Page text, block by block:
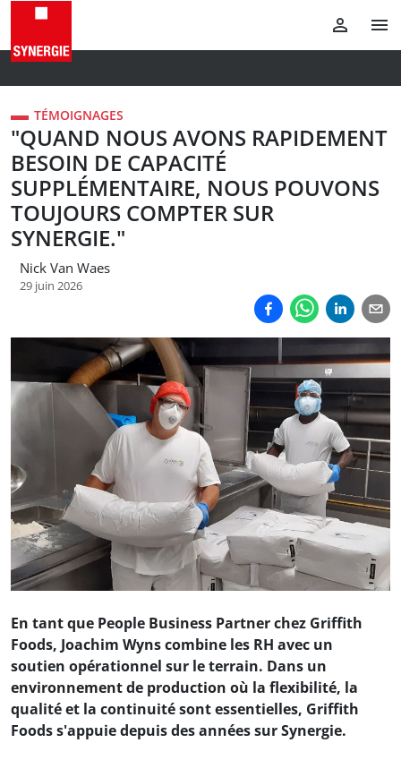
TÉMOIGNAGES
"QUAND NOUS AVONS RAPIDEMENT
BESOIN DE CAPACITÉ
SUPPLÉMENTAIRE, NOUS POUVONS
TOUJOURS COMPTER SUR
SYNERGIE."
Nick Van Waes
29 juin 2026
En tant que People Business Partner chez Griffith
Foods, Joachim Wyns combine les RH avec un
soutien opérationnel sur le terrain. Dans un
environnement de production où la flexibilité, la
qualité et la continuité sont essentielles, Griffith
Foods s'appuie depuis des années sur Synergie.